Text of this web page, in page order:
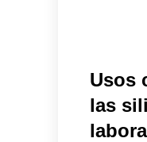
Usos
las